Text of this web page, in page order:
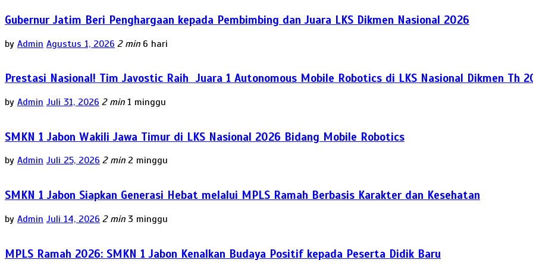
Gubernur Jatim Beri Penghargaan kepada Pembimbing dan Juara LKS Dikmen Nasional 2026
by Admin Agustus 1, 2026 2 min 6 hari
Prestasi Nasional! Tim Javostic Raih Juara 1 Autonomous Mobile Robotics di LKS Nasional Dikmen Th
by Admin Juli 31, 2026 2 min 1 minggu
SMKN 1 Jabon Wakili Jawa Timur di LKS Nasional 2026 Bidang Mobile Robotics
by Admin Juli 25, 2026 2 min 2 minggu
SMKN 1 Jabon Siapkan Generasi Hebat melalui MPLS Ramah Berbasis Karakter dan Kesehatan
by Admin Juli 14, 2026 2 min 3 minggu
MPLS Ramah 2026: SMKN 1 Jabon Kenalkan Budaya Positif kepada Peserta Didik Baru